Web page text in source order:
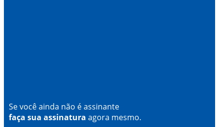
Se você ainda não é assinante
faça sua assinatura agora mesmo.